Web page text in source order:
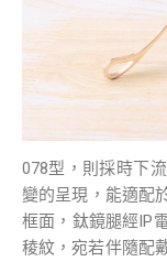
078型，則採時下
變的呈現，能適配
框面，鈦鏡腿經IP
稜紋，宛若伴隨配